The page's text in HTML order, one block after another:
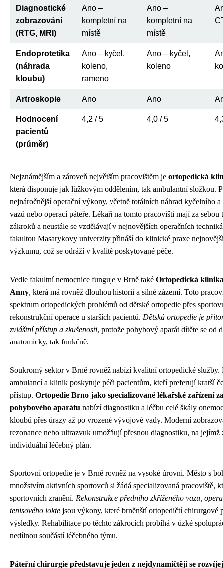
Diagnostické
zobrazování
(RTG, MRI)
Ano –
kompletní na
místě
Ano –
kompletní na
místě
Endoprotetika
(náhrada
kloubu)
Ano – kyčel,
koleno,
rameno
Ano – kyčel,
koleno
Artroskopie Ano Ano
Hodnocení
pacientů
(průměr)
4,2 / 5 4,0 / 5
Nejznámějším a zároveň největším pracovištěm je ortopedická
která disponuje jak lůžkovým oddělením, tak ambulantní složkou.
nejnáročnější operační výkony, včetně totálních náhrad kyčelního
vazů nebo operací páteře. Lékaři na tomto pracovišti mají za sebou
zákroků a neustále se vzdělávají v nejnovějších operačních
fakultou Masarykovy univerzity přináší do klinické praxe
výzkumu, což se odráží v kvalitě poskytované péče.
Vedle fakultní nemocnice funguje v Brně také Ortopedická
Anny, která má rovněž dlouhou historii a silné zázemí. Toto
spektrum ortopedických problémů od dětské ortopedie přes
rekonstrukční operace u starších pacientů. Dětská ortopedie je
zvláštní přístup a zkušenosti, protože pohybový aparát dítěte se od
anatomicky, tak funkčně.
Soukromý sektor v Brně rovněž nabízí kvalitní ortopedické služby.
ambulancí a klinik poskytuje péči pacientům, kteří preferují kratší
přístup. Ortopedie Brno jako specializované lékařské zařízení
pohybového aparátu nabízí diagnostiku a léčbu celé škály
kloubů přes úrazy až po vrozené vývojové vady. Moderní
rezonance nebo ultrazvuk umožňují přesnou diagnostiku, na jejímž
individuální léčebný plán.
Sportovní ortopedie je v Brně rovněž na vysoké úrovni. Město s
množstvím aktivních sportovců si žádá specializovaná pracoviště,
sportovních zranění. Rekonstrukce předního zkříženého vazu,
tenisového lokte jsou výkony, které brněnští ortopedičtí chirurgové
výsledky. Rehabilitace po těchto zákrocích probíhá v úzké
nedílnou součástí léčebného týmu.
Páteřní chirurgie představuje jeden z nejdynamičtěji se